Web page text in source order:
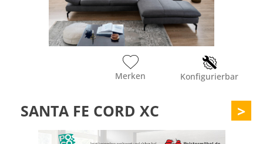
Merken Konfigurierbar
SANTA FE CORD XC >